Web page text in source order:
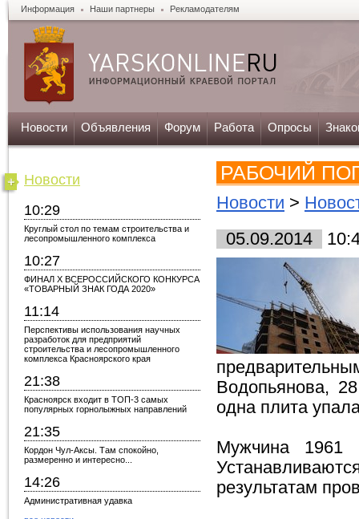
Информация Наши партнеры Рекламодателям
Новости Объявления Форум Работа Опросы
Новости
10:29
Круглый стол по темам строительства и
лесопромышленного комплекса
10:27
ФИНАЛ X ВСЕРОССИЙСКОГО КОНКУРСА
«ТОВАРНЫЙ ЗНАК ГОДА 2020»
11:14
Перспективы использования научных
разработок для предприятий
строительства и лесопромышленного
комплекса Красноярского края
21:38
Красноярск входит в ТОП-3 самых
популярных горнолыжных направлений
21:35
Кордон Чул-Аксы. Там спокойно,
размеренно и интересно...
14:26
Административная удавка
РАБОЧИЙ
Новости >
05.09.2014
Водопьянова,
одна плита
Мужчина 1961
результатам